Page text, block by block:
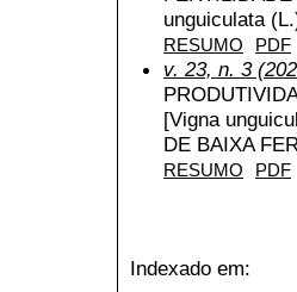
unguiculata
RESUMO PDF
v. 23, n. 3
[Vigna
DE BAIXA
RESUMO PDF
Indexado em: